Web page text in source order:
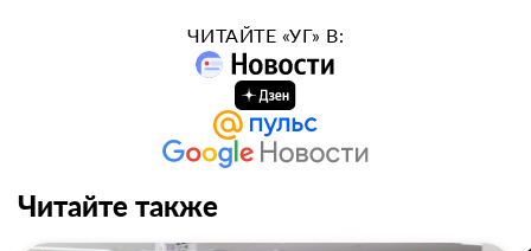
ЧИТАЙТЕ «УГ» В:
Читайте также